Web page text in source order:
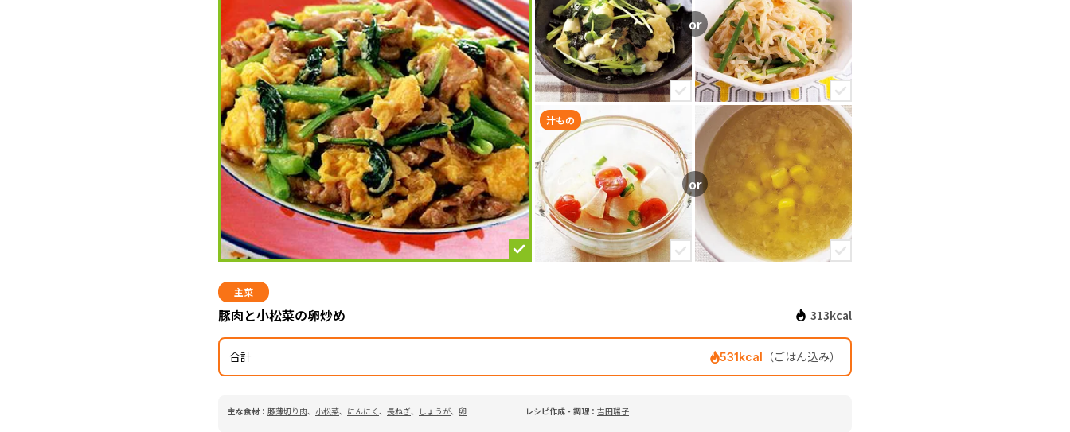
汁もの
主菜
豚肉と小松菜の卵炒め 313kcal
合計 531kcal （ごはん込み）
主な食材： 豚薄切り肉、 小松菜、 にんにく 、 長ねぎ、 しょうが、 卵 レシピ作成・調理： 吉田瑞子